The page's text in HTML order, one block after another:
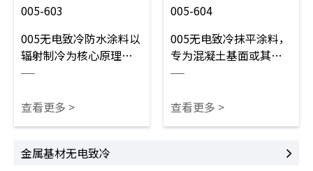
005-603
005无电致冷防水涂料以
辐射制冷为核心原理，
反射太阳辐射热，无需
保。产品将防水、隔
热、防护功能融为一
出色，还拥有出色的耐
查看更多 >
005-604
005无电致冷抹平涂料，
专为混凝土基面或其他
凹凸基面修补找平研
出，厚涂不易开裂，固
化收缩率低，可快速修
查看更多 >
金属基材无电致冷